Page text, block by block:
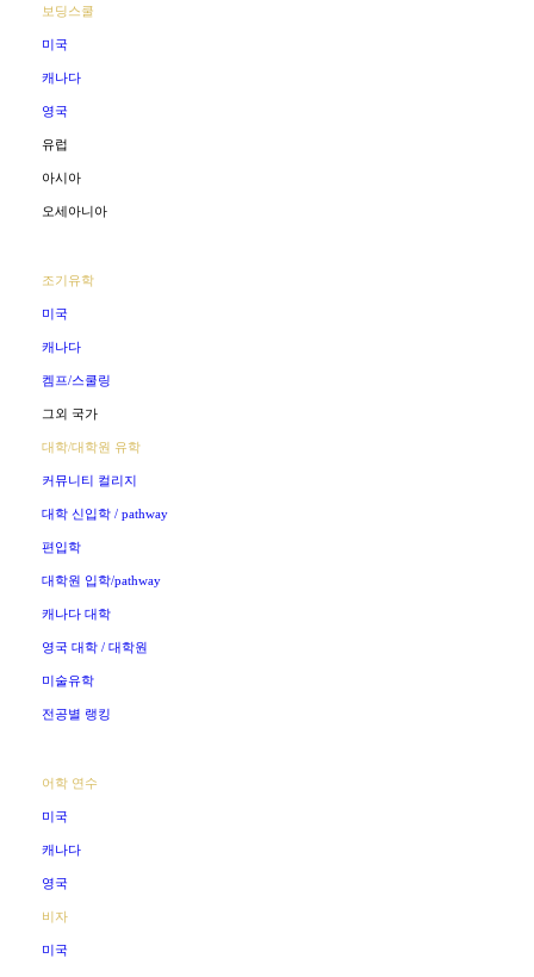
보딩스쿨
미국
캐나다
영국
유럽
아시아
오세아니아
조기유학
미국
캐나다
켐프/스쿨링
그외 국가
대학/대학원 유학
커뮤니티 컬리지
대학 신입학 / pathway
편입학
대학원 입학/pathway
캐나다 대학
영국 대학 / 대학원
미술유학
전공별 랭킹
어학 연수
미국
캐나다
영국
비자
미국